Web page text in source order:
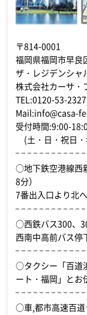
〒814-0001
福岡県福岡市早良
ザ・レジデンシャ
株式会社カーサ・
TEL:0120-53-2327
Mail:info@casa-
受付時間:9:00-
(土・日・祝日
○地下鉄空港線西
8分）
7番出入口より北
○西鉄バス300、
西南中高前バス停
○タクシー「百道
ート・福岡」とお
○車,都市高速百